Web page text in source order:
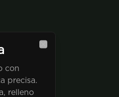
con
precisa.
relleno